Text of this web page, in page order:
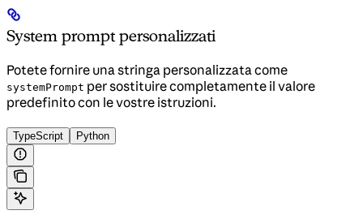
System prompt personalizzati
Potete fornire una stringa personalizzata come
systemPrompt per sostituire completamente il valore
predefinito con le vostre istruzioni.
TypeScript Python